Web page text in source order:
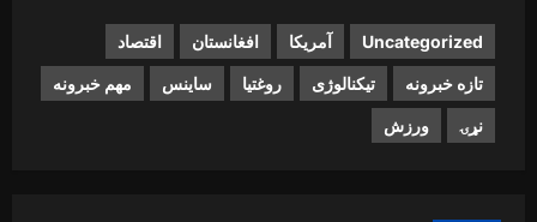
Uncategorized آمریکا افغانستان اقتصاد
تازه خبرونه تیکنالوژی روغتیا ساینس مهم خبرونه
نړۍ ورزش